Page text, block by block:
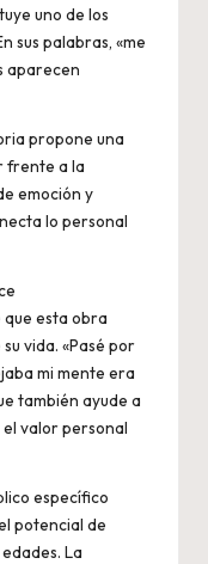
uno de los
sus palabras, «me
aparecen
propone una
frente a la
emoción y
lo personal
esta obra
vida. «Pasé por
mi mente era
también ayude a
valor personal
específico
potencial de
La